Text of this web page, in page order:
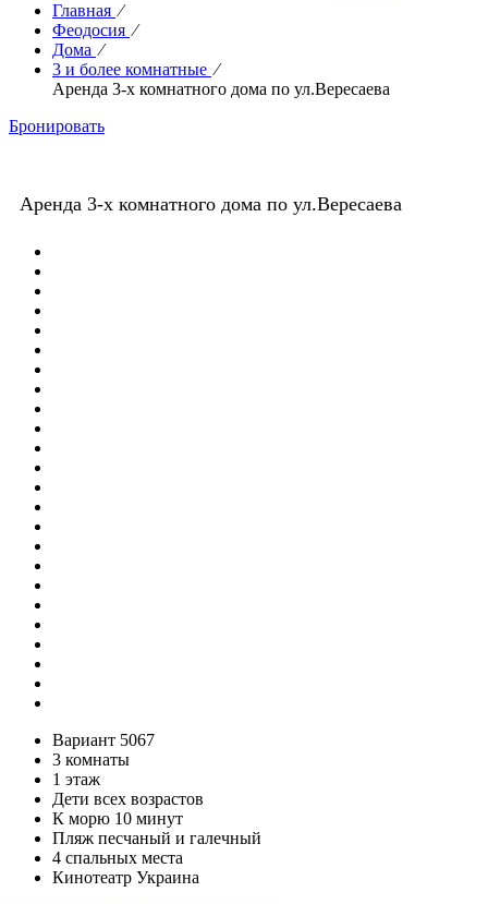
Главная ⁄
Феодосия ⁄
Дома ⁄
3 и более комнатные ⁄
Аренда 3-х комнатного дома по ул.Вересаева
Бронировать
Аренда 3-х комнатного дома по ул.Вересаева
Вариант 5067
3 комнаты
1 этаж
Дети всех возрастов
К морю 10 минут
Пляж песчаный и галечный
4 спальных места
Кинотеатр Украина